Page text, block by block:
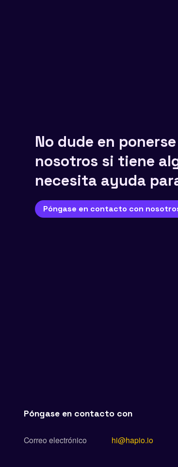
No dude en
nosotros si tiene
necesita ayuda
Póngase en contacto con
Póngase en contacto con
Correo electrónico hi@hapio.io